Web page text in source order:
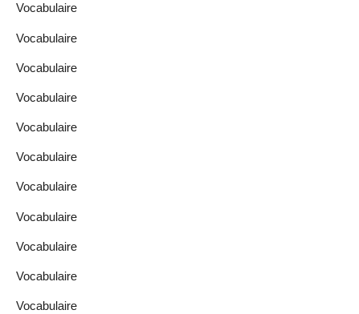
Vocabulaire
Vocabulaire
Vocabulaire
Vocabulaire
Vocabulaire
Vocabulaire
Vocabulaire
Vocabulaire
Vocabulaire
Vocabulaire
Vocabulaire